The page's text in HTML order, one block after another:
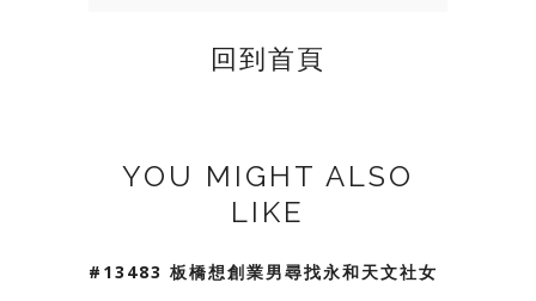
回到首頁
YOU MIGHT ALSO
LIKE
#13483 板橋想創業男尋找永和天文社女